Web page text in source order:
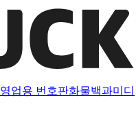
영업용 번호판화물백과미디